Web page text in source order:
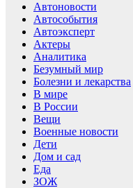
Автоновости
Автособытия
Автоэксперт
Актеры
Аналитика
Безумный мир
Болезни и лекарства
В мире
В России
Вещи
Военные новости
Дети
Дом и сад
Еда
ЗОЖ